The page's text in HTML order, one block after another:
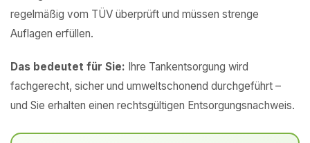
regelmäßig vom TÜV überprüft und müssen strenge
Auflagen erfüllen.
Das bedeutet für Sie: Ihre Tankentsorgung wird
fachgerecht, sicher und umweltschonend durchgeführt –
und Sie erhalten einen rechtsgültigen Entsorgungsnachweis.